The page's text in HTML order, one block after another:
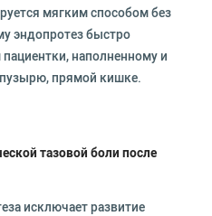
мягким способом без
эндопротез быстро
наполненному и
прямой кишке.
тазовой боли после
исключает развитие